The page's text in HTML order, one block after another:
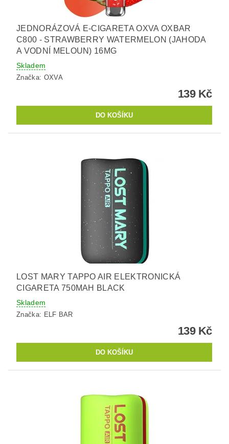
JEDNORÁZOVÁ E-CIGARETA OXVA OXBAR
C800 - STRAWBERRY WATERMELON (JAHODA
A VODNÍ MELOUN) 16MG
Skladem
Značka: OXVA
139 Kč
LOST MARY TAPPO AIR ELEKTRONICKÁ
CIGARETA 750MAH BLACK
Skladem
Značka: ELF BAR
139 Kč